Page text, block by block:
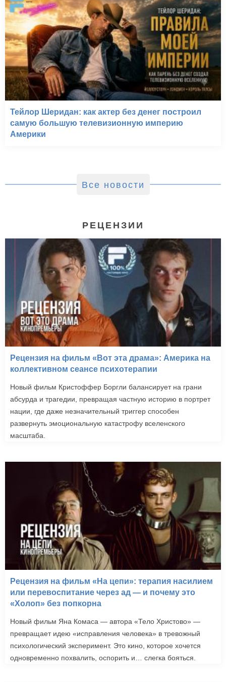
Тейлор Шеридан: как актер без денег построил
самую большую телевизионную империю
Америки
Все новости
РЕЦЕНЗИИ
Рецензия на фильм «Вот эта драма»: Америка на
коллективном сеансе психотерапии
Новый фильм Кристоффер Боргли балансирует на грани
абсурда и трагедии, превращая частную историю в портрет
нации, где даже незначительный триггер способен
развернуть эмоциональную катастрофу вселенского
масштаба.
Рецензия на фильм «На цепи»: терапия насилием
или перевоспитание через ад — и почему это
«Холоп» без попкорна
Новый фильм Яна Комаса — автора «Тело Христово» —
превращает идею «исправления человека» в тревожный
психологический эксперимент. Это кино, которое хочется
одновременно похвалить, оспорить и… слегка бояться.